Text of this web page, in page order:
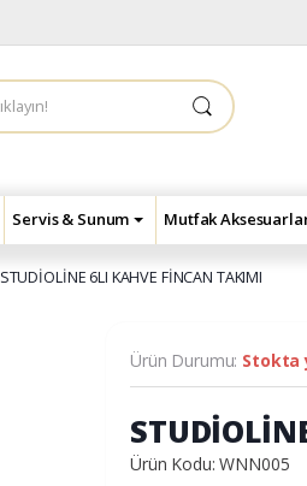
Servis & Sunum Mutfak
STUDİOLİNE 6LI KAHVE FİNCAN TAKIMI
Ürün Durumu: Stokta
Ürün Kodu: WNN005